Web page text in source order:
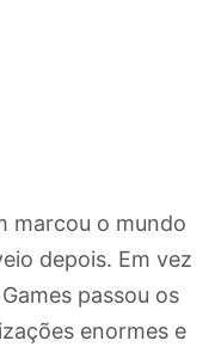
marcou o mundo
depois. Em vez
passou os
enormes e